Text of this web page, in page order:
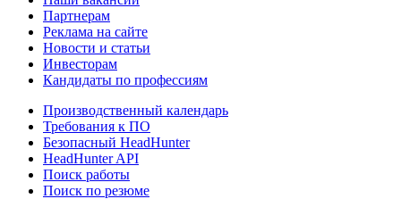
Партнерам
Реклама на сайте
Новости и статьи
Инвесторам
Кандидаты по профессиям
Производственный календарь
Требования к ПО
Безопасный HeadHunter
HeadHunter API
Поиск работы
Поиск по резюме